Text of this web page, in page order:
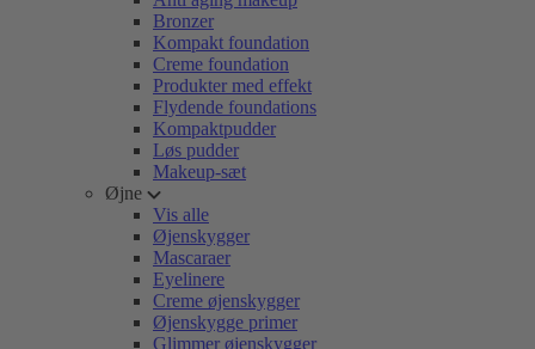
Bronzer
Kompakt foundation
Creme foundation
Produkter med effekt
Flydende foundations
Kompaktpudder
Løs pudder
Makeup-sæt
Øjne
Vis alle
Øjenskygger
Mascaraer
Eyelinere
Creme øjenskygger
Øjenskygge primer
Glimmer øjenskygger